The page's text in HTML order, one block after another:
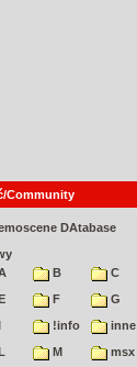
Community
DAtabase
B C
F G
!info inne
M msx